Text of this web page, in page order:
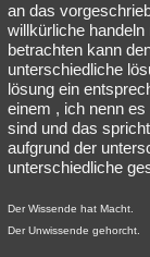
an das
willkürliche
betrachten kann
unterschiedliche
lösung ein
einem , ich nenn
sind und das
aufgrund der
unterschiedliche
Der Wissende hat Macht.
Der Unwissende gehorcht.